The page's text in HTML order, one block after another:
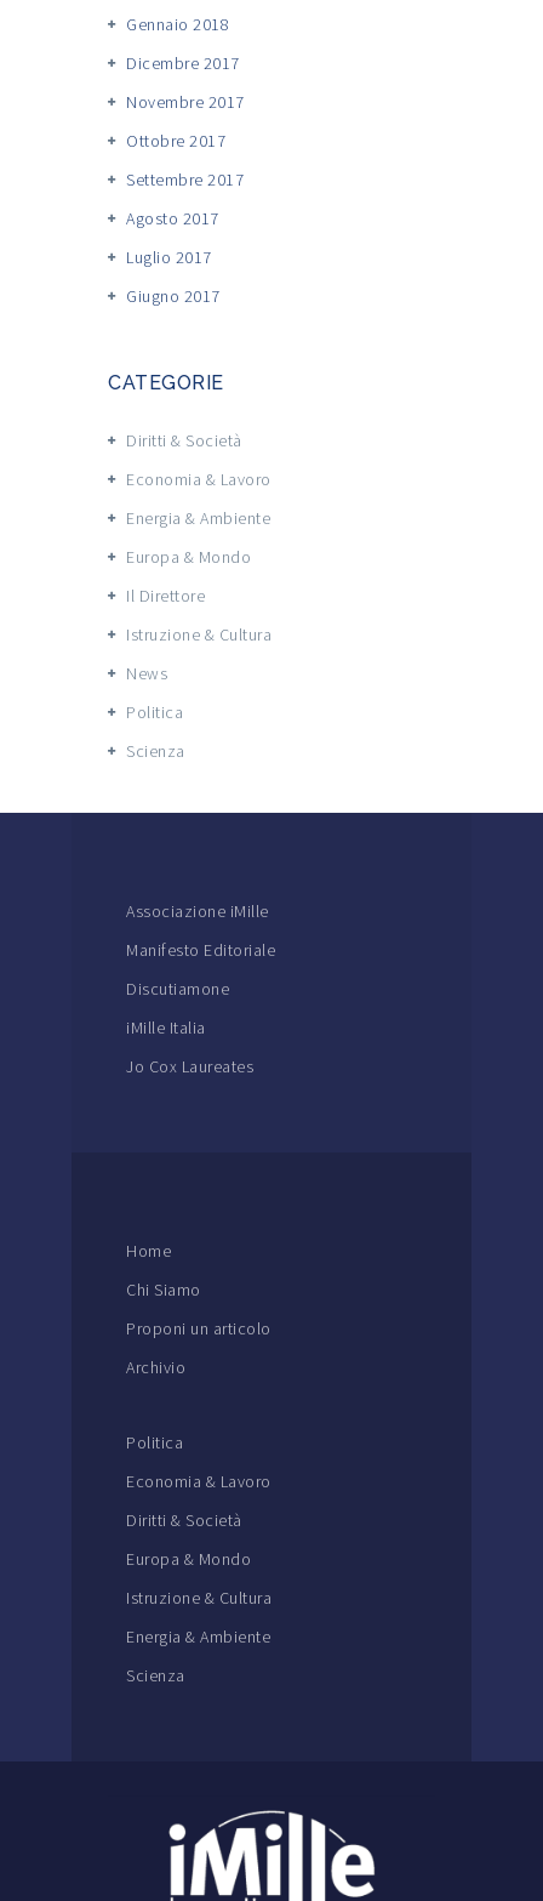
Gennaio 2018
Dicembre 2017
Novembre 2017
Ottobre 2017
Settembre 2017
Agosto 2017
Luglio 2017
Giugno 2017
CATEGORIE
Diritti & Società
Economia & Lavoro
Energia & Ambiente
Europa & Mondo
Il Direttore
Istruzione & Cultura
News
Politica
Scienza
Associazione iMille
Manifesto Editoriale
Discutiamone
iMille Italia
Jo Cox Laureates
Home
Chi Siamo
Proponi un articolo
Archivio
Politica
Economia & Lavoro
Diritti & Società
Europa & Mondo
Istruzione & Cultura
Energia & Ambiente
Scienza